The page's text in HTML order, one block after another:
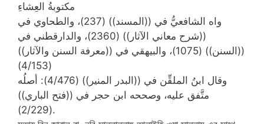
مكتوبةُ العِشاءِ
واه الشافعيُّ في ((المسند)) (237)، والطحاوي في
((شرح معاني الآثار)) (2360)، والدارقطني في
((السنن)) (1075)، والبيهقي في ((معرفة السنن والآثار))
(4/153)
وقال ابنُ الملقِّن في ((البدر المنير)) (4/476): أصلُه
متَّفق عليه، وصححه ابن حجر في ((فتح الباري))
(2/229).